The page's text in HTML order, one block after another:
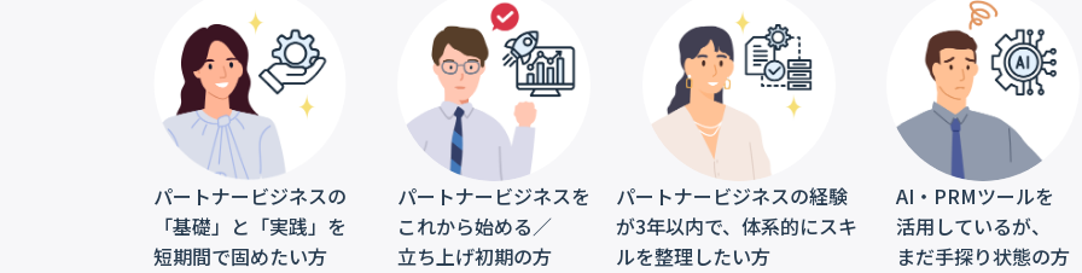
パートナービジネスの
「基礎」と「実践」を
短期間で固めたい方
パートナービジネスを
これから始める／
立ち上げ初期の方
パートナービジネスの経験
が3年以内で、体系的にスキ
ルを整理したい方
AI・PRMツールを
活用しているが、
まだ手探り状態の方